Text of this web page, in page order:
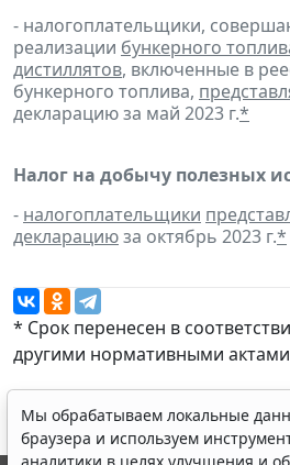
- налогоплательщики,
реализации бункерного
дистиллятов, включенные в
бункерного топлива,
декларацию за май 2023 г.*
Налог на добычу полезных
- налогоплательщики
декларациюза октябрь 2023 г.*
* Срок перенесен в
другими нормативными актами
Мы обрабатываем локальные
браузера и используем